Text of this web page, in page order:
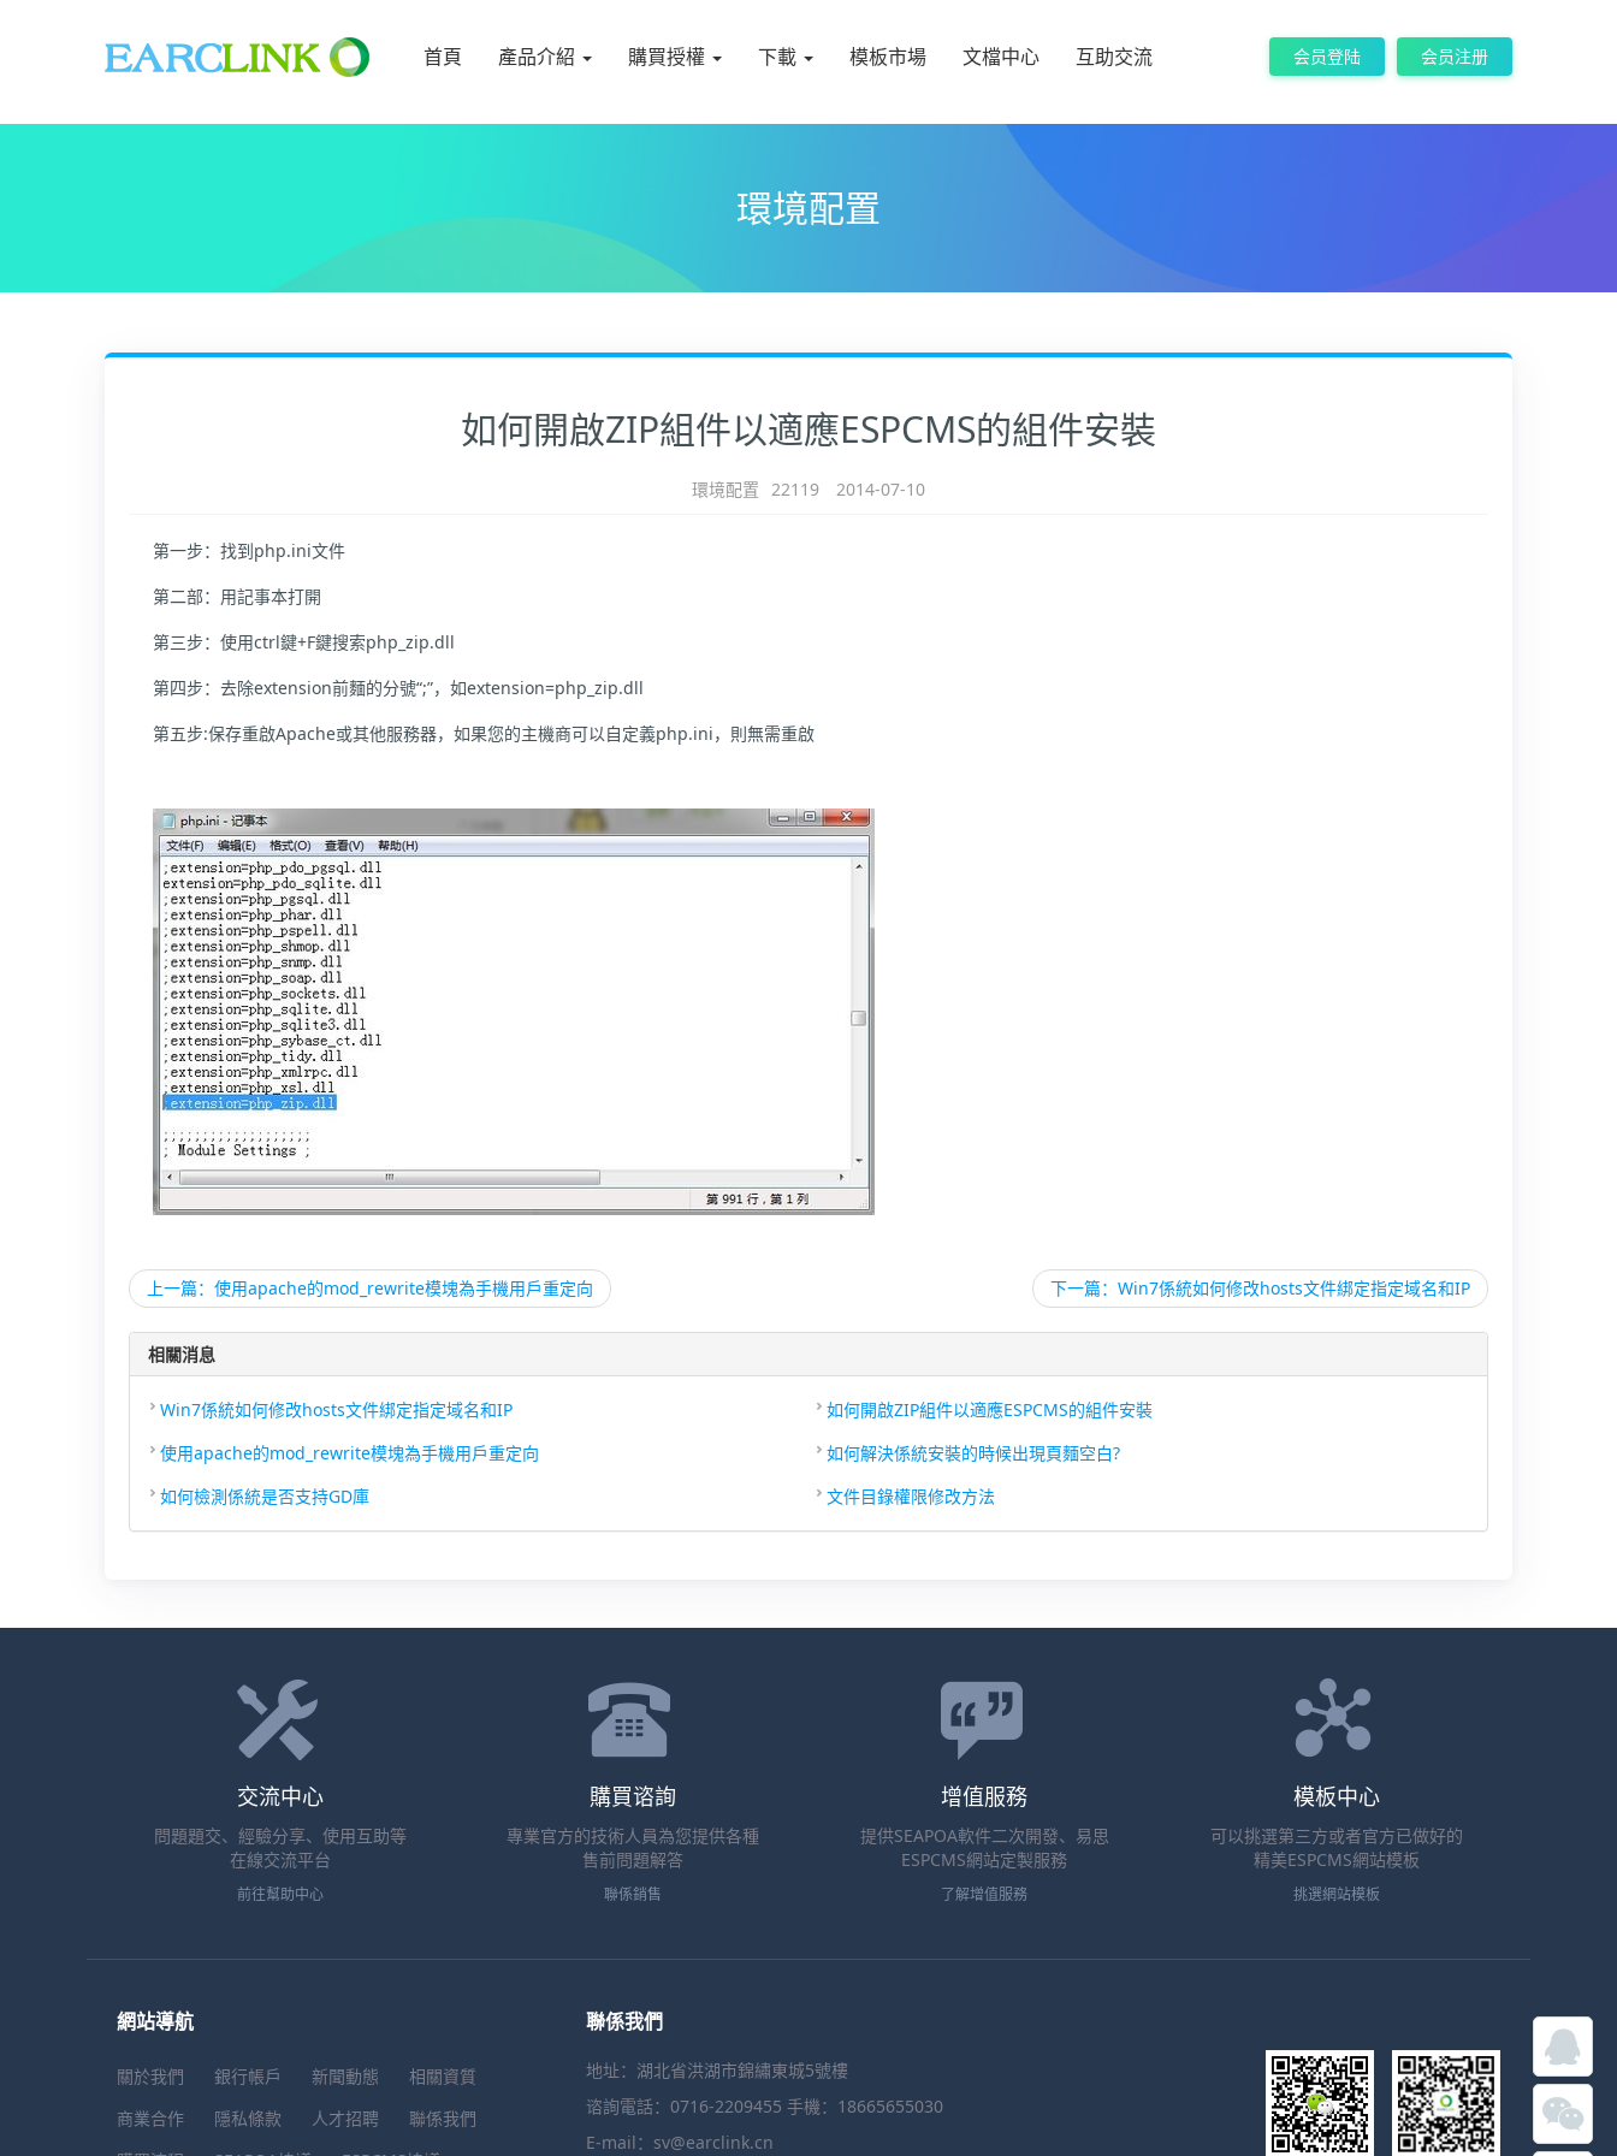
首頁 產品介紹 購買授權 下載 模板市場 文檔中心 互助交流 会员登陆 会员注册
環境配置
如何開啟ZIP組件以適應ESPCMS的組件安裝
環境配置 22119 2014-07-10
第一步：找到php.ini文件
第二部：用記事本打開
第三步：使用ctrl鍵+F鍵搜索php_zip.dll
第四步：去除extension前麵的分號“;”，如extension=php_zip.dll
第五步:保存重啟Apache或其他服務器，如果您的主機商可以自定義php.ini，則無需重啟
上一篇：使用apache的mod_rewrite模塊為手機用戶重定向 下一篇：Win7係統如何修改hosts文件綁定指定域名和IP
相關消息
Win7係統如何修改hosts文件綁定指定域名和IP
如何開啟ZIP組件以適應ESPCMS的組件安裝
使用apache的mod_rewrite模塊為手機用戶重定向
如何解決係統安裝的時候出現頁麵空白?
如何檢測係統是否支持GD庫
文件目錄權限修改方法
交流中心
問題題交、經驗分享、使用互助等
在線交流平台
前往幫助中心
購買谘詢
專業官方的技術人員為您提供各種
售前問題解答
聯係銷售
增值服務
提供SEAPOA軟件二次開發、易思
ESPCMS網站定製服務
了解增值服務
模板中心
可以挑選第三方或者官方已做好的
精美ESPCMS網站模板
挑選網站模板
網站導航
關於我們 銀行帳戶 新聞動態
相關資質
商業合作
隱私條款 人才招聘
聯係我們
聯係我們
地址：湖北省洪湖市錦繡東城5號樓
谘詢電話：0716-2209455 手機：18665655030
E-mail：sv@earclink.cn